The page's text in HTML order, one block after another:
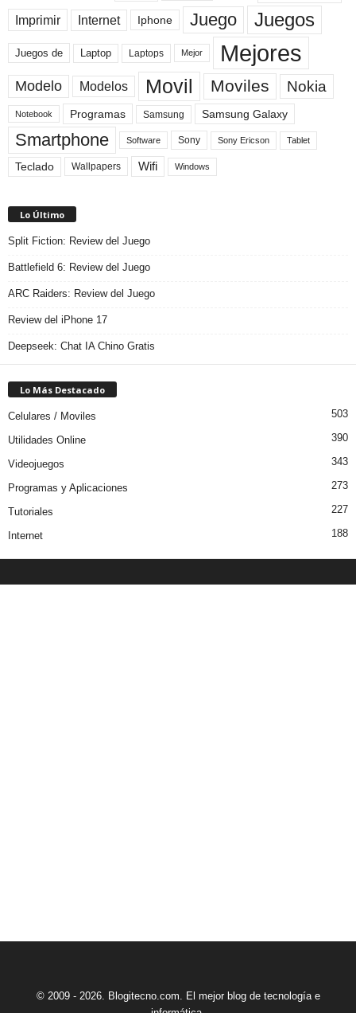
Imprimir Internet Iphone Juego Juegos
Juegos de Laptop Laptops Mejor Mejores
Modelo Modelos Movil Moviles Nokia
Notebook Programas Samsung Samsung Galaxy
Smartphone Software Sony Sony Ericson Tablet
Teclado Wallpapers Wifi Windows
Lo Último
Split Fiction: Review del Juego
Battlefield 6: Review del Juego
ARC Raiders: Review del Juego
Review del iPhone 17
Deepseek: Chat IA Chino Gratis
Lo Más Destacado
Celulares / Moviles 503
Utilidades Online 390
Videojuegos 343
Programas y Aplicaciones 273
Tutoriales 227
Internet 188
© 2009 - 2026. Blogitecno.com. El mejor blog de tecnología e